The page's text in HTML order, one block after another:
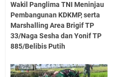
Wakil Panglima TNI Meninjau
Pembangunan KDKMP, serta
Marshalling Area Brigif TP
33/Naga Sesha dan Yonif TP
885/Belibis Putih